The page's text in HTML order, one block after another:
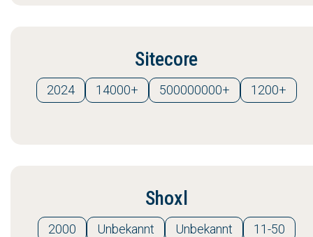
Sitecore
2024 14000+ 500000000+ 1200+
Shoxl
2000 Unbekannt Unbekannt 11-50